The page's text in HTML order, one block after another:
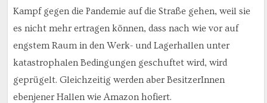
Kampf gegen die Pandemie auf die Straße gehen, weil sie
es nicht mehr ertragen können, dass nach wie vor auf
engstem Raum in den Werk- und Lagerhallen unter
katastrophalen Bedingungen geschuftet wird, wird
geprügelt. Gleichzeitig werden aber BesitzerInnen
ebenjener Hallen wie Amazon hofiert.